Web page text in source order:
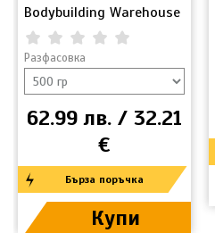
Bodybuilding Warehouse
0.00(0)
Разфасовка
62.99 лв. / 32.21
€
Бърза поръчка
Купи